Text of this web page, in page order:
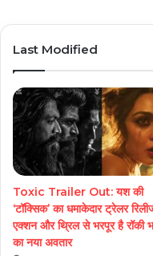
Last Modified
Toxic Trailer Out: यश की
‘टॉक्सिक’ का धमाकेदार ट्रेलर
एक्शन और थ्रिल से भरपूर है रॉकी
का नया अवतार